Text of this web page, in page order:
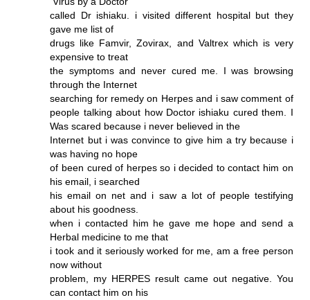
called Dr ishiaku. i visited different hospital but they
gave me list of
drugs like Famvir, Zovirax, and Valtrex which is very
expensive to treat
the symptoms and never cured me. I was browsing
through the Internet
searching for remedy on Herpes and i saw comment of
people talking about how Doctor ishiaku cured them. I
Was scared because i never believed in the
Internet but i was convince to give him a try because i
was having no hope
of been cured of herpes so i decided to contact him on
his email, i searched
his email on net and i saw a lot of people testifying
about his goodness.
when i contacted him he gave me hope and send a
Herbal medicine to me that
i took and it seriously worked for me, am a free person
now without
problem, my HERPES result came out negative. You
can contact him on his